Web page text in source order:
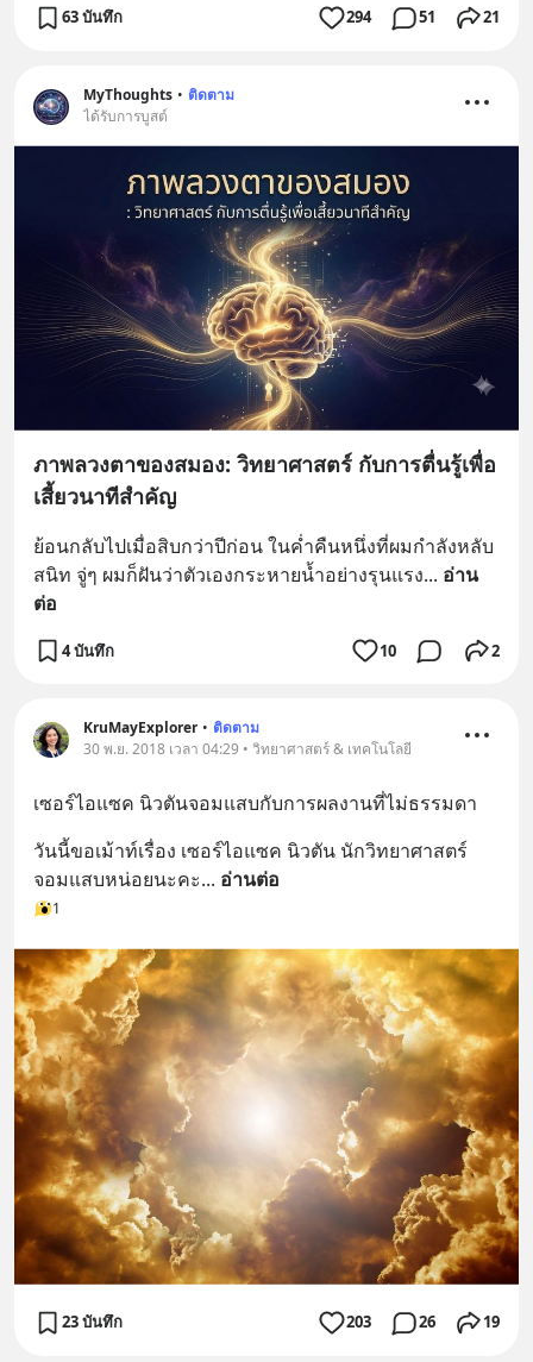
63 บันทึก 294 51 21
MyThoughts • ติดตาม
ได้รับการบูสต์
ภาพลวงตาของสมอง: วิทยาศาสตร์ กับการตื่นรู้เพื่อ
เสี้ยวนาทีสำคัญ
ย้อนกลับไปเมื่อสิบกว่าปีก่อน ในค่ำคืนหนึ่งที่ผมกำลังหลับ
สนิท จู่ๆ ผมก็ฝันว่าตัวเองกระหายน้ำอย่างรุนแรง... อ่าน
ต่อ
4 บันทึก 10 2
KruMayExplorer • ติดตาม
30 พ.ย. 2018 เวลา 04:29 • วิทยาศาสตร์ & เทคโนโลยี
เซอร์ไอแซค นิวตันจอมแสบกับการผลงานที่ไม่ธรรมดา
วันนี้ขอเม้าท์เรื่อง เซอร์ไอแซค นิวตัน นักวิทยาศาสตร์
จอมแสบหน่อยนะคะ... อ่านต่อ
1
23 บันทึก 203 26 19